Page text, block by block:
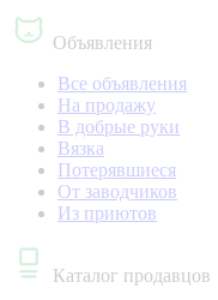
Объявления
Все объявления
На продажу
В добрые руки
Вязка
Потерявшиеся
От заводчиков
Из приютов
Каталог продавцов